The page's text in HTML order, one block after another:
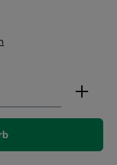
Wert